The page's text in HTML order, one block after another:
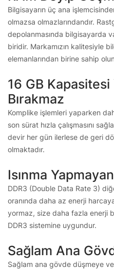
Bilgisayarın üç ana
olmazsa olmazlarındandır.
depolanmasında bilgisayarda
biridir. Markamızın kalitesiyle
elemanlarından birine sahip
16 GB Kapasitesi
Bırakmaz
Komplike işlemleri yaparken
son sürat hızla çalışmasını
devir her gün ilerlese de geri
olmaktadır.
Isınma
DDR3 (Double Data Rate 3)
oranında daha az enerji
yormaz, size daha fazla enerji
DDR3 sistemine uygundur.
Sağlam Ana
Sağlam ana gövde düşmeye